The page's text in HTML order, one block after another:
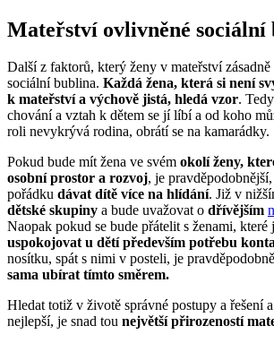
Mateřství ovlivněné sociální
Další z faktorů, který ženy v mateřství
sociální bublina. Každá žena, která si není
k mateřství a výchově jistá, hledá vzor.
chování a vztah k dětem se jí líbí a od koho
roli nevykrývá rodina, obrátí se na kamarádky.
Pokud bude mít žena ve svém okolí ženy,
osobní prostor a rozvoj, je
pořádku dávat dítě více na hlídání. Již v
dětské skupiny a bude uvažovat o dřívějším
Naopak pokud se bude přátelit s ženami, které
uspokojovat u dětí především potřebu
nosítku, spát s nimi v posteli, je
sama ubírat tímto směrem.
Hledat totiž v životě správné postupy a řešení
nejlepší, je snad tou největší přirozeností